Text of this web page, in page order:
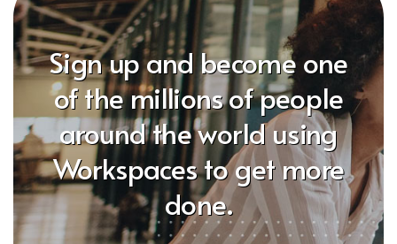
Sign up and become one
of the millions of people
around the world using
Workspaces to get more
done.